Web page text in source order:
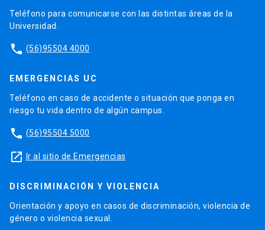
Teléfono para comunicarse con las distintas áreas de la
Universidad.
phone (56)95504 4000
EMERGENCIAS UC
Teléfono en caso de accidente o situación que ponga en
riesgo tu vida dentro de algún campus.
phone (56)95504 5000
launch Ir al sitio de Emergencias
DISCRIMINACIÓN Y VIOLENCIA
Orientación y apoyo en casos de discriminación, violencia de
género o violencia sexual.